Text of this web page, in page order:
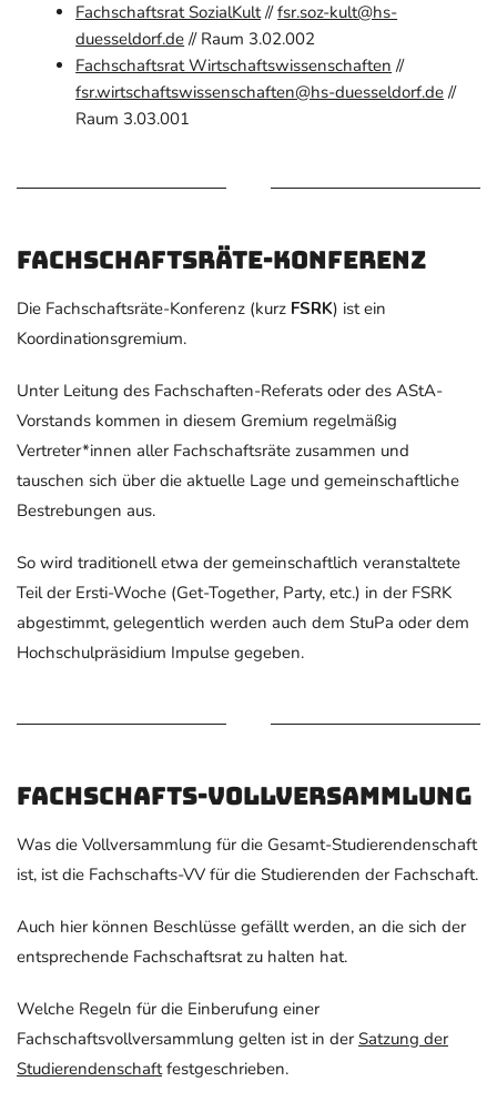
Fachschaftsrat SozialKult//fsr.soz-kult@hs-
duesseldorf.de // Raum 3.02.002
Fachschaftsrat Wirtschaftswissenschaften //
fsr.wirtschaftswissenschaften@hs-dues​seldorf.de //
Raum 3.03.001
Fachschaftsräte-Konferenz
Die Fachschaftsräte-Konferenz (kurz FSRK) ist ein
Koordinationsgremium.
Unter Leitung des Fachschaften-Referats oder des AStA-
Vorstands kommen in diesem Gremium regelmäßig
Vertreter*innen aller Fachschaftsräte zusammen und
tauschen sich über die aktuelle Lage und gemeinschaftliche
Bestrebungen aus.
So wird traditionell etwa der gemeinschaftlich veranstaltete
Teil der Ersti-Woche (Get-Together, Party, etc.) in der FSRK
abgestimmt, gelegentlich werden auch dem StuPa oder dem
Hochschulpräsidium Impulse gegeben.
Fachschafts-Vollversammlung
Was die Vollversammlung für die Gesamt-Studierendenschaft
ist, ist die Fachschafts-VV für die Studierenden der Fachschaft.
Auch hier können Beschlüsse gefällt werden, an die sich der
entsprechende Fachschaftsrat zu halten hat.
Welche Regeln für die Einberufung einer
Fachschaftsvollversammlung gelten ist in der Satzung der
Studierendenschaftfestgeschrieben.